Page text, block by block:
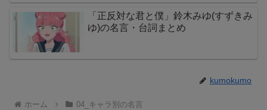
「正反対な君と僕」鈴木みゆ(すずきみ
ゆ)の名言・台詞まとめ
kumokumo
ホーム 04_キャラ別の名言